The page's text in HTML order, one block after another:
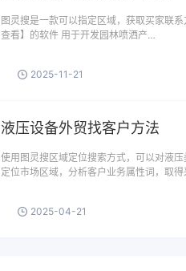
图灵搜是一款可以指定区域，获取买家联
查看】的软件 用于开发园林喷洒产…
2025-11-21
液压设备外贸找客户方法
使用图灵搜区域定位搜索方式，可以对液
定位市场区域，分析客户业务属性词，取
2025-04-21